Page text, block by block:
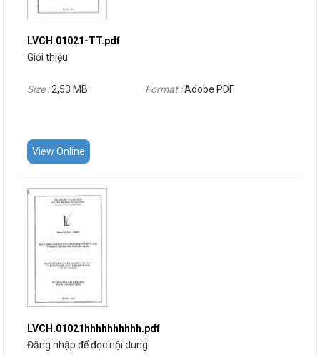
LVCH.01021-TT.pdf
Giới thiệu
Size :2,53 MB Format :Adobe PDF
View Online
LVCH.01021hhhhhhhhhh.pdf
Đăng nhập để đọc nội dung